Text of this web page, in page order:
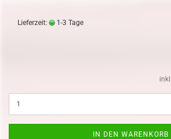
Lieferzeit: 1-3 Tage
IN DEN WARENKORB